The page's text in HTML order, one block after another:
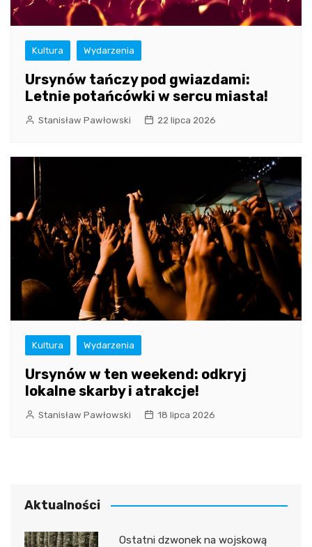
Kultura Wydarzenia
Ursynów tańczy pod gwiazdami:
Letnie potańcówki w sercu miasta!
Stanisław Pawłowski 22 lipca 2026
Kultura Wydarzenia
Ursynów w ten weekend: odkryj
lokalne skarby i atrakcje!
Stanisław Pawłowski 18 lipca 2026
Aktualności
Ostatni dzwonek na wojskową